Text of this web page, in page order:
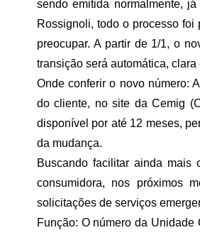
sendo emitida normalmente,
Rossignoli, todo o processo
preocupar. A partir de 1/1, o
transição será automática, clara
Onde conferir o novo número:
do cliente, no site da Cemig
disponível por até 12 meses,
da mudança.
Buscando facilitar ainda mais
consumidora, nos próximos
solicitações de serviços
Função: O número da